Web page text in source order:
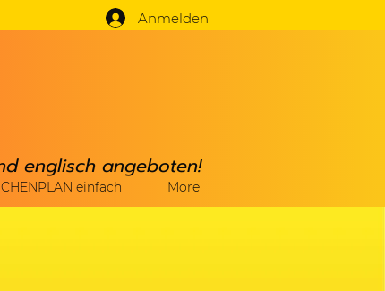
Anmelden
englisch angeboten!
einfach More